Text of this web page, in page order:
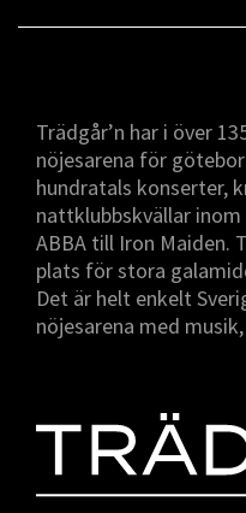
Trädgår’n har i över
nöjesarena för
hundratals konserter,
nattklubbskvällar
ABBA till Iron Maiden.
plats för stora
Det är helt enkelt
nöjesarena med